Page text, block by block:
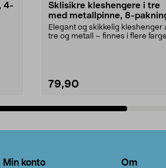
4-
Sklisikre kleshengere i tre
med metallpinne, 8-
Elegant og skikkelig kleshenger
tre og metall – finnes i flere
79,90
Min konto Om